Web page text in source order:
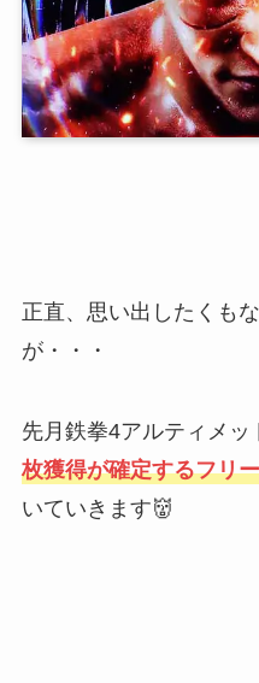
正直、思い出したくも
が・・・
先月鉄拳4アルティメッ
枚獲得が確定するフリ
いていきます👹